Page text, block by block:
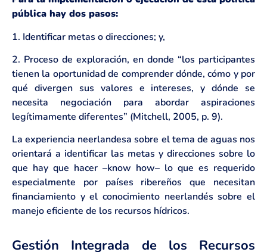
pública hay dos pasos:
1. Identificar metas o direcciones; y,
2. Proceso de exploración, en donde “los participantes
tienen la oportunidad de comprender dónde, cómo y por
qué divergen sus valores e intereses, y dónde se
necesita negociación para abordar aspiraciones
legítimamente diferentes” (Mitchell, 2005, p. 9).
La experiencia neerlandesa sobre el tema de aguas nos
orientará a identificar las metas y direcciones sobre lo
que hay que hacer –know how– lo que es requerido
especialmente por países ribereños que necesitan
financiamiento y el conocimiento neerlandés sobre el
manejo eficiente de los recursos hídricos.
Gestión Integrada de los Recursos